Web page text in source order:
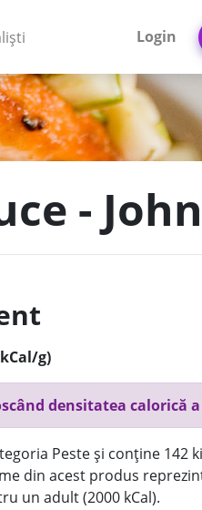
Login
-
g)
densitatea calorică
Peste și conține 142
din acest produs
un adult (2000 kCal).